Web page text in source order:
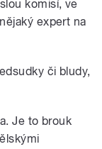
komisí, ve
expert na
či bludy,
Je to brouk